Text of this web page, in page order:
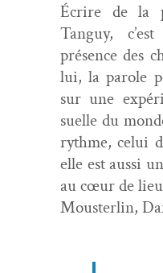
Écrire de la
Tan­guy,
présence des
lui, la parole
sur une
suelle du
rythme, celui
elle est aus­si
au cœur de
Mouster­lin,